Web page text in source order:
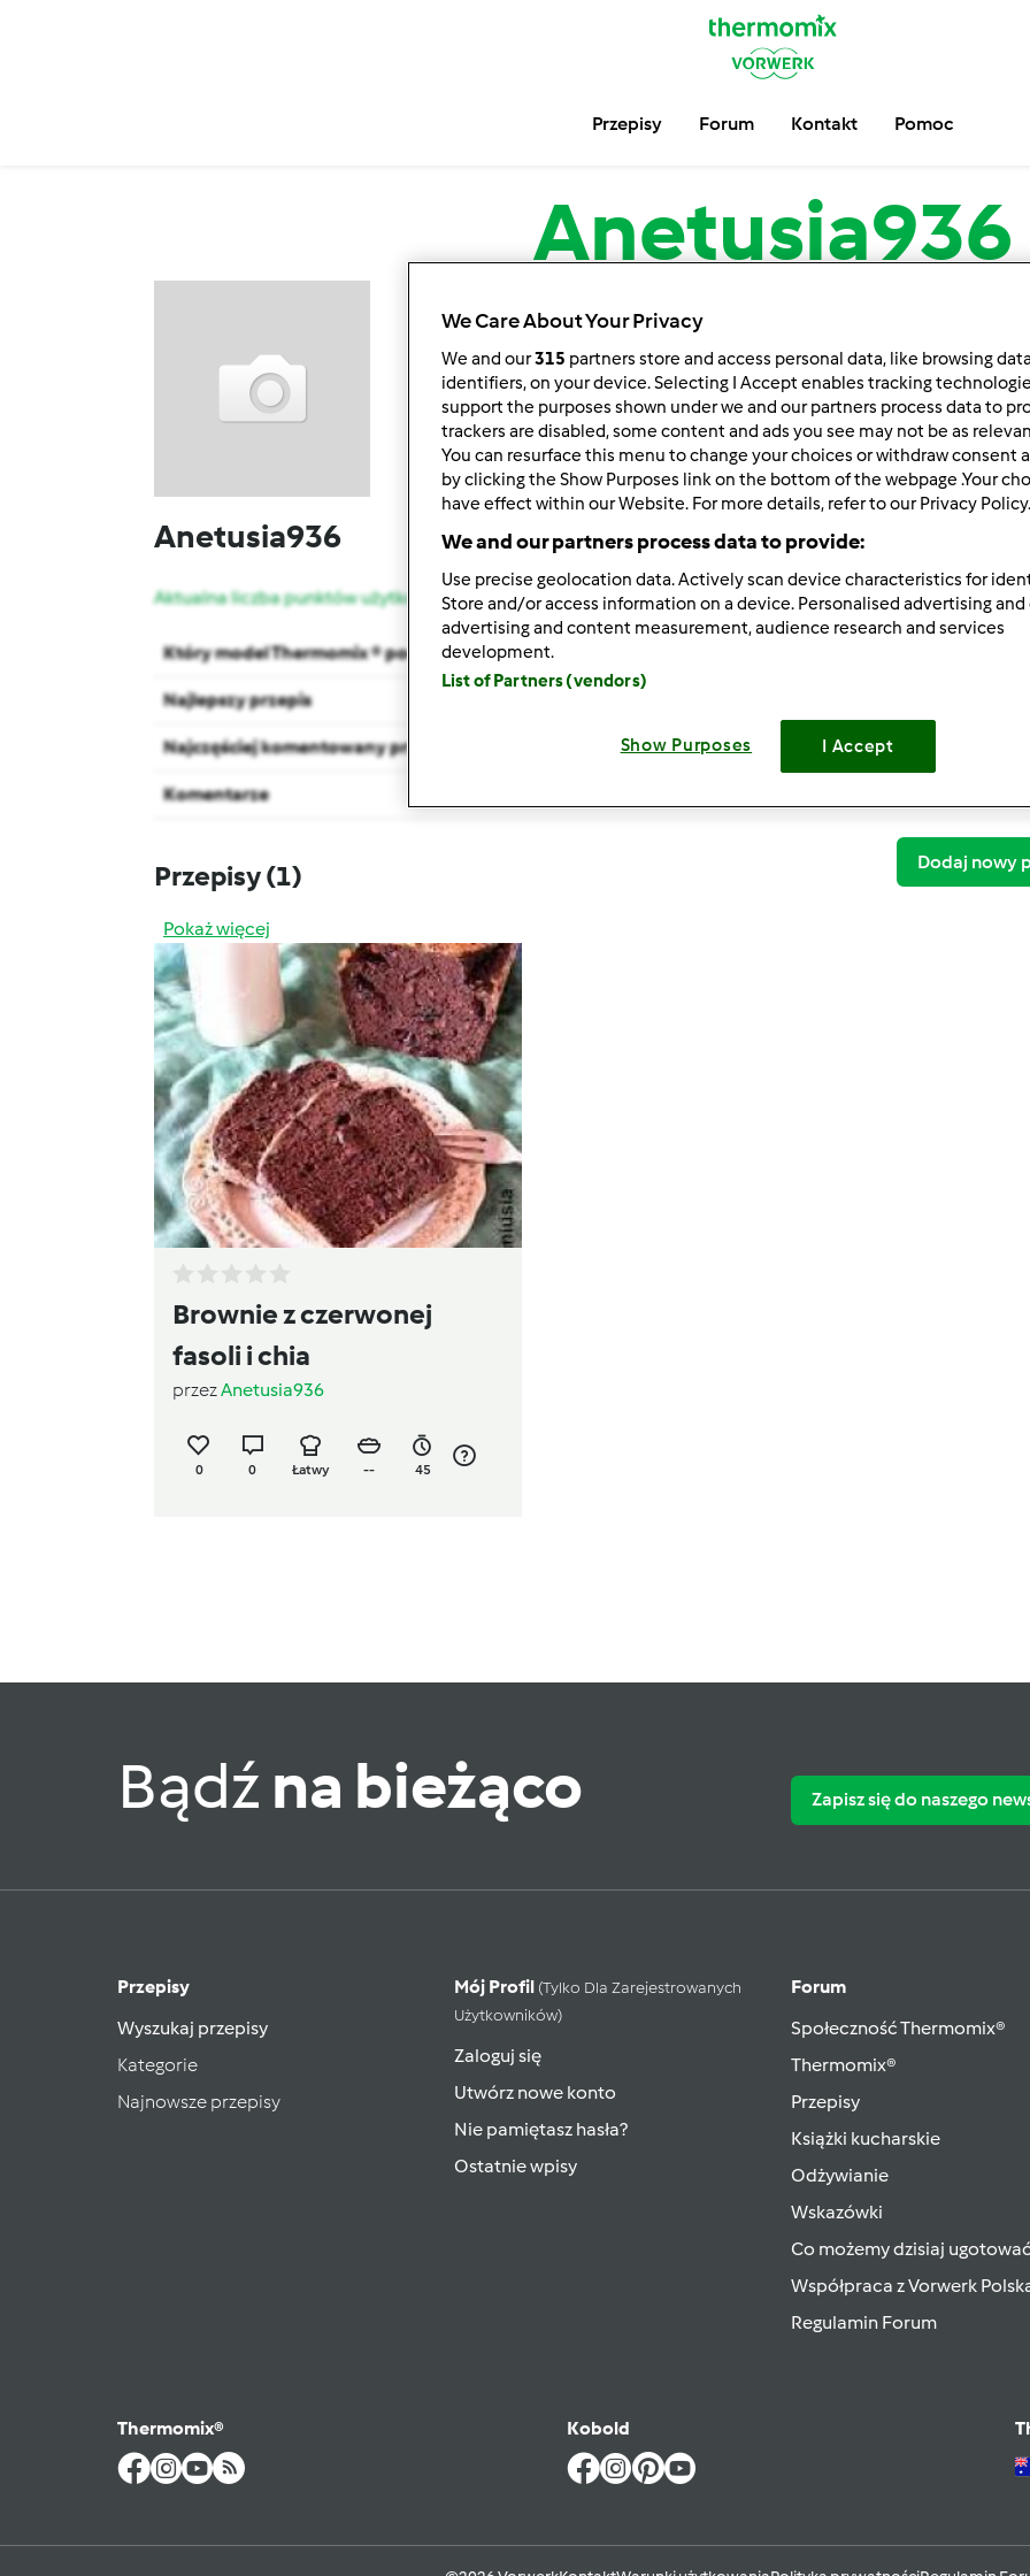
Przepisy Forum Kontakt Pomoc
Anetusia936
Anetusia936
Aktualna liczba punktów użytkownika: 5
Który model Thermomix ® posiadasz?
Najlepszy przepis
Najczęściej komentowany przepis Brownie z czerwonej
Komentarze
Przepisy(1)
Pokaż więcej
Dodaj nowy
Brownie z czerwonej
fasoli i chia
przezAnetusia936
0 0 Łatwy -- 45
Bądź na bieżąco Zapisz się do naszego
Przepisy
Wyszukaj przepisy
Kategorie
Najnowsze przepisy
Mój Profil (tylko Dla Zarejestrowanych
Użytkowników)
Zaloguj się
Utwórz nowe konto
Nie pamiętasz hasła?
Ostatnie wpisy
Forum
Społeczność Thermomix®
Thermomix®
Przepisy
Książki kucharskie
Odżywianie
Wskazówki
Co możemy dzisiaj
Współpraca z Vorwerk
Regulamin Forum
Thermomix® Kobold
We Care About Your Privacy
We and our315 partners store and access personal data, like browsing
identifiers, on your device. Selecting I Accept enables tracking
support the purposes shown under we and our partners process data to
trackers are disabled, some content and ads you see may not be as
You can resurface this menu to change your choices or withdraw consent
by clicking the Show Purposes link on the bottom of the webpage .Your
have effect within our Website. For more details, refer to our Privacy Policy.
We and our partners process data to provide:
Use precise geolocation data. Actively scan device characteristics for
Store and/or access information on a device. Personalised advertising
advertising and content measurement, audience research and services
development.
List of Partners (vendors)
Show Purposes I Accept